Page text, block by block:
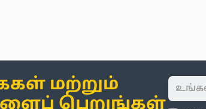
மற்றும்
பெறுங்கள்